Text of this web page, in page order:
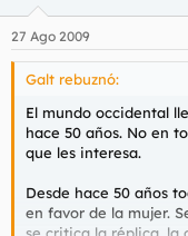
27 Ago 2009
Galt rebuznó:
El mundo occidental
hace 50 años. No en
que les interesa.
Desde hace 50 años
en favor de la mujer.